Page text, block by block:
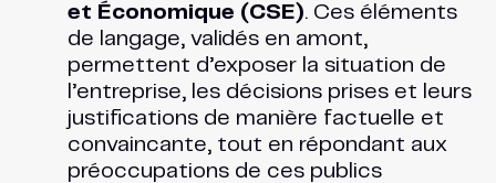
et Économique (CSE). Ces éléments
de langage, validés en amont,
permettent d’exposer la situation de
l’entreprise, les décisions prises et leurs
justifications de manière factuelle et
convaincante, tout en répondant aux
préoccupations de ces publics